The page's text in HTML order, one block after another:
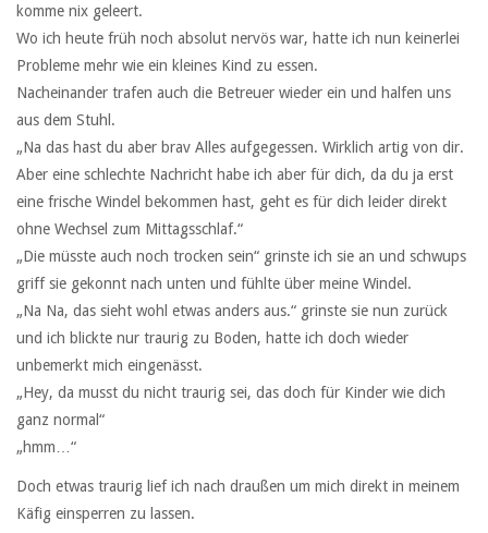
komme nix geleert.
Wo ich heute früh noch absolut nervös war, hatte ich nun keinerlei
Probleme mehr wie ein kleines Kind zu essen.
Nacheinander trafen auch die Betreuer wieder ein und halfen uns
aus dem Stuhl.
„Na das hast du aber brav Alles aufgegessen. Wirklich artig von dir.
Aber eine schlechte Nachricht habe ich aber für dich, da du ja erst
eine frische Windel bekommen hast, geht es für dich leider direkt
ohne Wechsel zum Mittagsschlaf.“
„Die müsste auch noch trocken sein“ grinste ich sie an und schwups
griff sie gekonnt nach unten und fühlte über meine Windel.
„Na Na, das sieht wohl etwas anders aus.“ grinste sie nun zurück
und ich blickte nur traurig zu Boden, hatte ich doch wieder
unbemerkt mich eingenässt.
„Hey, da musst du nicht traurig sei, das doch für Kinder wie dich
ganz normal“
„hmm…“
Doch etwas traurig lief ich nach draußen um mich direkt in meinem
Käfig einsperren zu lassen.